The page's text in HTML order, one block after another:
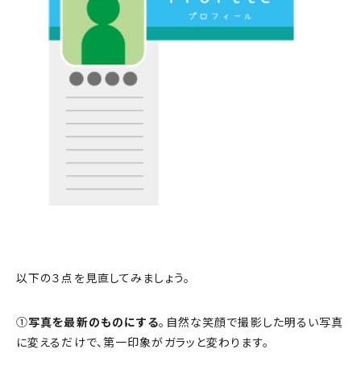
以下の３点を見直してみましょう。
①写真を最新のものにする。自然な笑顔で撮影した明るい写真
に変えるだけで、第一印象がガラッと変わります。